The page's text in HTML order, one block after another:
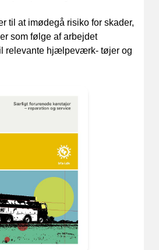
til at imødegå risiko for skader,
som følge af arbejdet
relevante hjælpeværk- tøjer og